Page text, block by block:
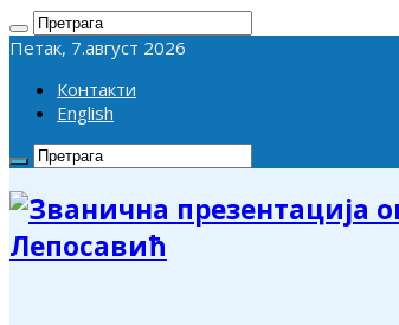
Петак, 7.август 2026
Контакти
English
Лепосавић